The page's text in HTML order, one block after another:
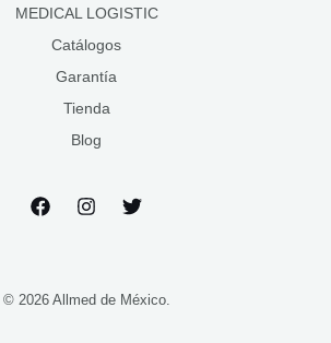
MEDICAL LOGISTIC
Catálogos
Garantía
Tienda
Blog
© 2026 Allmed de México.